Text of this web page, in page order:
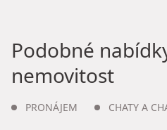
Podobné
nemovitost
PRONÁJEM CHATY A